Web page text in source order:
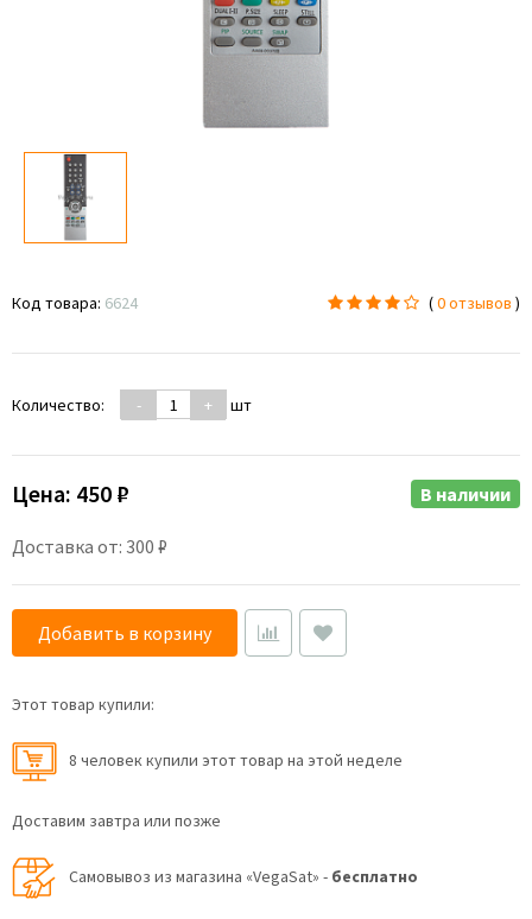
Код товара: 6624 (0 отзывов )
Количество: - + шт
Цена: 450 ₽
Доставка от: 300 ₽
В наличии
Добавить в корзину
Этот товар купили:
8 человек купили этот товар на этой неделе
Доставим завтра или позже
Самовывоз из магазина «VegaSat» - бесплатно